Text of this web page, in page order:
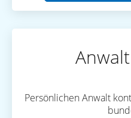
Persönlichen Anwalt